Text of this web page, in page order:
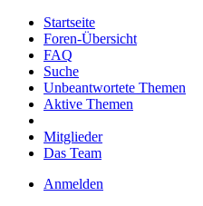
Startseite
Foren-Übersicht
FAQ
Suche
Unbeantwortete Themen
Aktive Themen
Mitglieder
Das Team
Anmelden